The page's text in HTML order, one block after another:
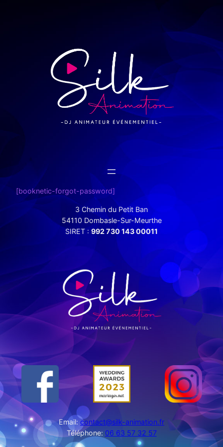
[booknetic-forgot-password]
3 Chemin du Petit Ban
54110 Dombasle-Sur-Meurthe
SIRET : 992 730 143 00011
Email: contact@silk-animation.fr
Téléphone: 06 63 57 32 57